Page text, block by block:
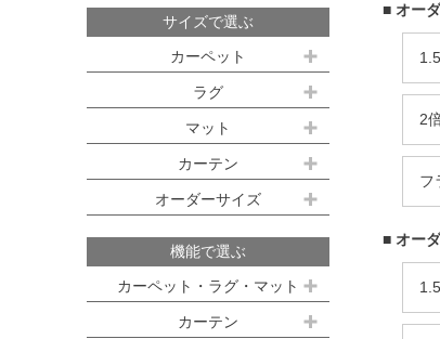
サイズで選ぶ
カーペット
江戸間サイズ(3畳～10畳)
江戸間 3畳(176x261cm)
江戸間 4.5畳(261x261cm)
江戸間 6畳(261x352cm)
江戸間 8畳(352x352cm)
江戸間 10畳(352x440cm)
本間サイズ(3畳～8畳)
ラグ
約100ｘ140cm
約140ｘ200cm(約1.5畳)
約160ｘ230cm(約2畳)
約200ｘ250cm(約3畳)
約200ｘ300cm(約3.5畳)
約250ｘ250cm
マット
キッチンマット
デスクマット
カーテン
既製サイズ ドレープ(厚地)
100ｘ135cm
100ｘ178cm
100ｘ200cm
オーダーサイズ
オーダーカーペット
オーダーキッチンマット
機能で選ぶ
カーペット・ラグ・マット
防炎 防音
消臭
カーテン
■ オー
2
フ
■ オー